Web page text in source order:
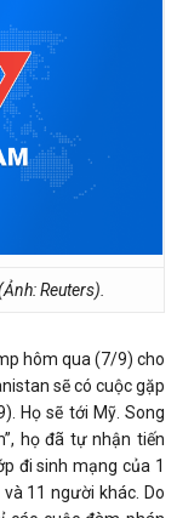
Reuters).
hôm qua (7/9) cho
sẽ có cuộc gặp
Họ sẽ tới Mỹ. Song
họ đã tự nhận tiến
đi sinh mạng của 1
11 người khác. Do